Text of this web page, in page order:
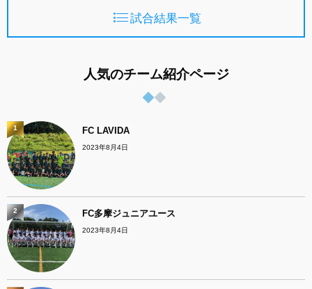
試合結果一覧
人気のチーム紹介ページ
FC LAVIDA
2023年8月4日
1
FC多摩ジュニアユース
2023年8月4日
2